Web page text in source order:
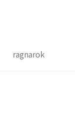
ragnarok